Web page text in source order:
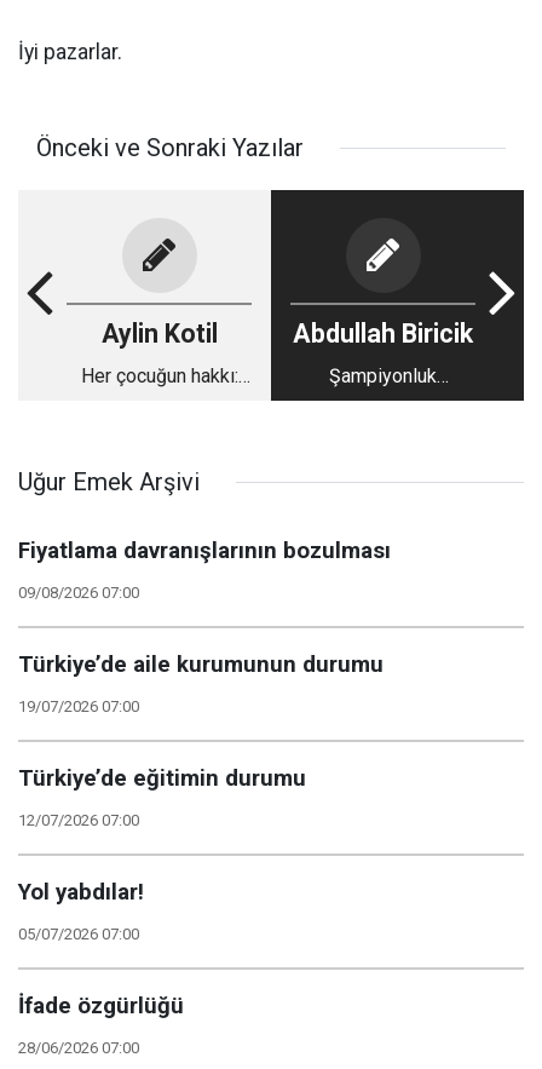
İyi pazarlar.
Önceki ve Sonraki Yazılar
Aylin Kotil
Her çocuğun hakkı:
Abdullah Biricik
Şampiyonluk
yanıltmasın!
Uğur Emek Arşivi
Fiyatlama davranışlarının bozulması
09/08/2026 07:00
Türkiye’de aile kurumunun durumu
19/07/2026 07:00
Türkiye’de eğitimin durumu
12/07/2026 07:00
Yol yabdılar!
05/07/2026 07:00
İfade özgürlüğü
28/06/2026 07:00